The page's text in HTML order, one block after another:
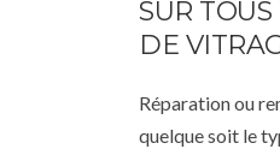
SUR TOUS
DE
Réparation ou
quelque soit le